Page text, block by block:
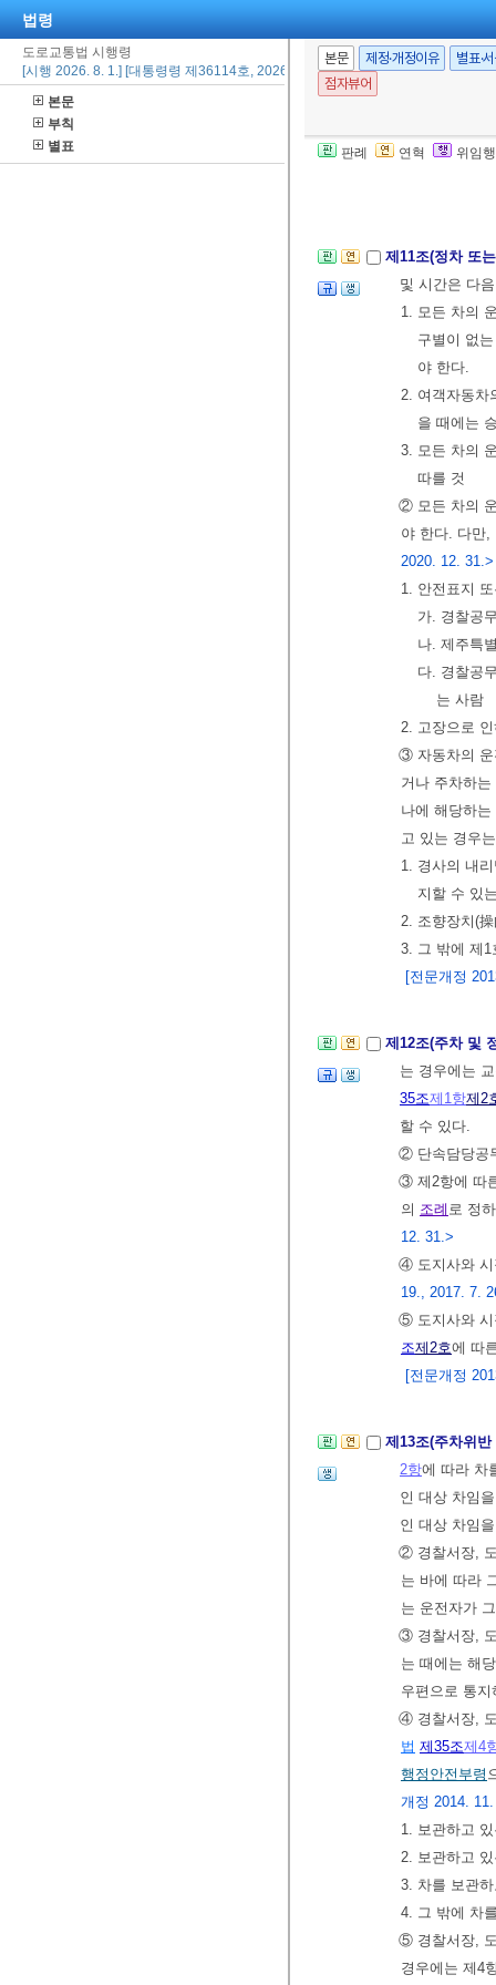
법령
도로교통법 시행령
[시행 2026. 8. 1.] [대통령령 제36114호, 2026. 2. 19., 일부개정]
본문
부칙
별표
본문 제정·개정이유
별표·
점자뷰어
판례 연혁 위임
ㆍ연결살수
에는 안전표
[본조신설
제11조(정차 또
및 시간은 다
1. 모든 차의
구별이 없
야 한다.
2. 여객자동차
을 때에는
3. 모든 차의
따를 것
② 모든 차의
야 한다. 다만,
2020. 12. 31.>
1. 안전표지
가. 경찰공
나. 제주특
다. 경찰공
는 사람
2. 고장으로
③ 자동차의
거나 주차하
나에 해당하
고 있는 경우
1. 경사의 내
지할 수 있
2. 조향장치(
3. 그 밖에 제1
[전문개정
제12조(주차 및
는 경우에는
35조제1항제2
할 수 있다.
② 단속담당공
③ 제2항에 따
의 조례 로 정
12. 31.>
④ 도지사와 시
19., 2017. 7.
⑤ 도지사와 시
조제2호에 따
[전문개정
제13조(주차위
2항에 따라 차
인 대상 차임
인 대상 차임
② 경찰서장,
는 바에 따라
는 운전자가
③ 경찰서장,
는 때에는 해
우편으로 통
④ 경찰서장,
법 제35조제4
행정안전부령
개정 2014.
1. 보관하고
2. 보관하고
3. 차를 보관
4. 그 밖에 차
⑤ 경찰서장,
경우에는 제4